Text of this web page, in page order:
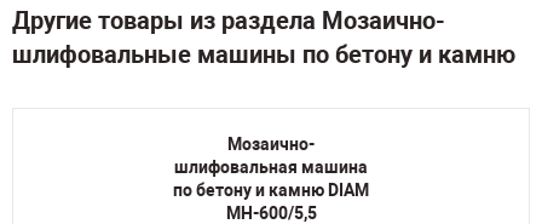
Другие товары из раздела Мозаично-
шлифовальные машины по бетону и камню
Мозаично-
шлифовальная машина
по бетону и камню DIAM
MH-600/5,5